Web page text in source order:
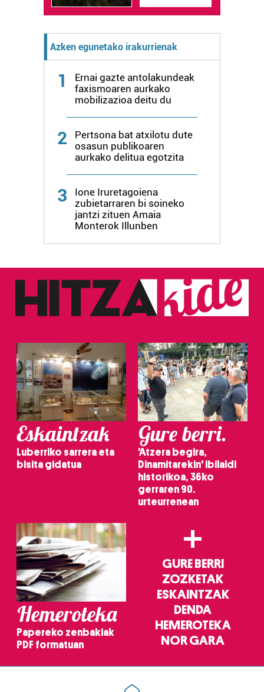
Azken egunetako irakurrienak
1
Ernai gazte antolakundeak
faxismoaren aurkako
mobilizazioa deitu du
2
Pertsona bat atxilotu dute
osasun publikoaren
aurkako delitua egotzita
3
Ione Iruretagoiena
zubietarraren bi soineko
jantzi zituen Amaia
Monterok Illunben
Eskaintzak
Luberriko sarrera eta
bisita gidatua
Gure berri.
'Atzera begira,
Dinamitarekin' ibilaldi
historikoa, 36ko
gerraren 90.
urteurrenean
Hemeroteka
Papereko zenbakiak
PDF formatuan
+
GURE BERRI
ZOZKETAK
ESKAINTZAK
DENDA
HEMEROTEKA
NOR GARA